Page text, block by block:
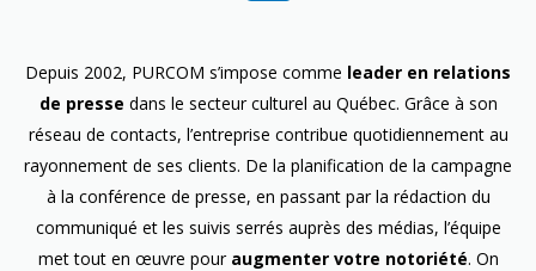
Depuis 2002, PURCOM s’impose comme leader en relations
de presse dans le secteur culturel au Québec. Grâce à son
réseau de contacts, l’entreprise contribue quotidiennement au
rayonnement de ses clients. De la planification de la campagne
à la conférence de presse, en passant par la rédaction du
communiqué et les suivis serrés auprès des médias, l’équipe
met tout en œuvre pour augmenter votre notoriété. On